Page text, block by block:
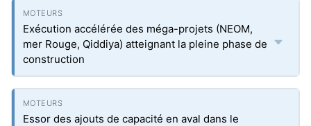
Exécution accélérée des méga-projets (NEOM,
mer Rouge, Qiddiya) atteignant la pleine phase de
construction
Essor des ajouts de capacité en aval dans le